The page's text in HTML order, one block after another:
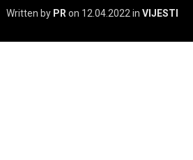
Written by PR on 12.04.2022 in VIJESTI